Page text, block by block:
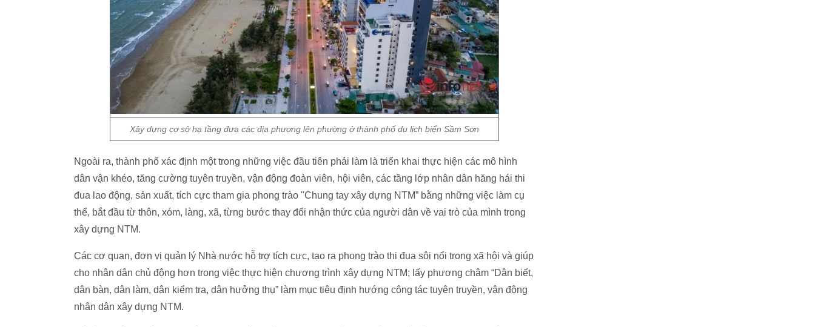
Xây dựng cơ sở hạ tầng đưa các địa phương lên phường ở thành phố du lịch biển Sầm Sơn
Ngoài ra, thành phố xác định một trong những việc đầu tiên phải làm là triển khai thực hiện các mô hình
dân vận khéo, tăng cường tuyên truyền, vận động đoàn viên, hội viên, các tầng lớp nhân dân hăng hái thi
đua lao động, sản xuất, tích cực tham gia phong trào "Chung tay xây dựng NTM” bằng những việc làm cụ
thể, bắt đầu từ thôn, xóm, làng, xã, từng bước thay đổi nhận thức của người dân về vai trò của mình trong
xây dựng NTM.
Các cơ quan, đơn vị quản lý Nhà nước hỗ trợ tích cực, tạo ra phong trào thi đua sôi nổi trong xã hội và giúp
cho nhân dân chủ động hơn trong việc thực hiện chương trình xây dựng NTM; lấy phương châm “Dân biết,
dân bàn, dân làm, dân kiểm tra, dân hưởng thụ” làm mục tiêu định hướng công tác tuyên truyền, vận động
nhân dân xây dựng NTM.